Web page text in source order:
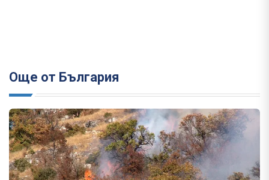
Още от България